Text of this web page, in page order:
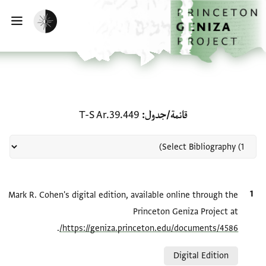
إلى المحتوى الرئيسي
الرئيسية
تفعيل الوضع المظلم
قائمة/جدول T-S Ar.39.449
الاقتباس المرجعي
Mark R. Cohen's digital edition, available online through the
Princeton Geniza Project at
https://geniza.princeton.edu/documents/4586/
.
Digital Edition